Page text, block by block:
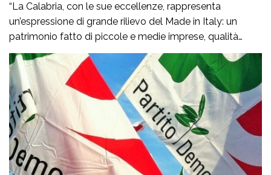
“La Calabria, con le sue eccellenze, rappresenta
un’espressione di grande rilievo del Made in Italy: un
patrimonio fatto di piccole e medie imprese, qualità
artigiane, saperi produttivi, creatività e competenze
capaci di tradurre l’identità dei territori in valore
riconosciuto in Italia e all’estero”. Lo afferma
l’europarlamentare Giusi Princi, intervenuta all’incontro di
presentazione del libro “Realtà […]